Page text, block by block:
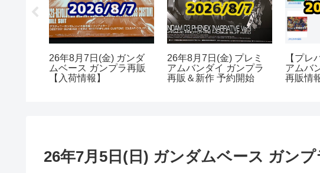
26年8月7日(金) ガンダ
ムベース ガンプラ再販
【入荷情報】
26年8月7日(金) プレミ
アムバンダイ ガンプラ
再販＆新作 予約開始
【プレ
アムバ
再販情
26年7月5日(日) ガンダムベース ガンプ